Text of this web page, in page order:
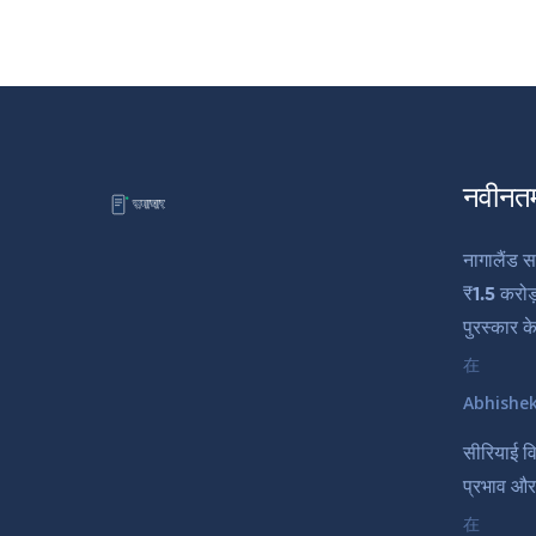
नागालैंड
₹1.5
पुरस्कार
在
सीरियाई
प्रभाव
在